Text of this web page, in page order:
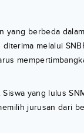
yang berbeda
melalui
yang lulus
jurusan dari